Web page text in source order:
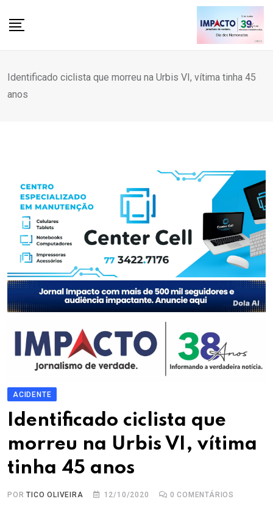
Identificado ciclista que morreu na Urbis VI, vítima tinha 45
anos
ACIDENTE
Identificado ciclista que
morreu na Urbis VI, vítima
tinha 45 anos
PORTICO OLIVEIRA 12/10/2020 0 COMENTÁRIOS